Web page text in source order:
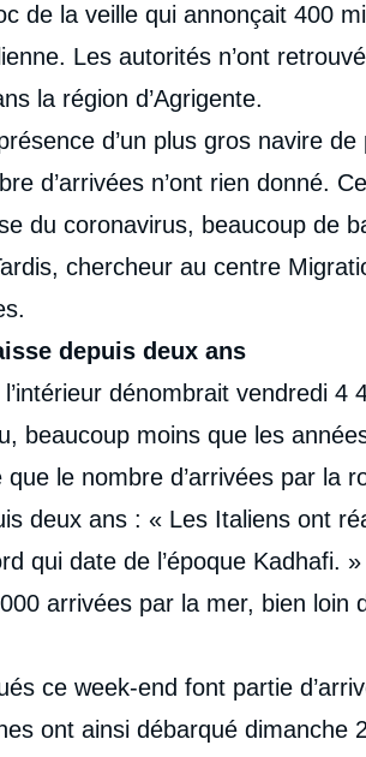
de la veille qui annonçait 400
Les autorités n’ont
la région d’Agrigente.
d’un plus gros navire
d’arrivées n’ont rien donné.
du coronavirus, beaucoup de
chercheur au centre
depuis deux ans
dénombrait vendredi
beaucoup moins que les
le nombre d’arrivées par la
deux ans : « Les Italiens ont
qui date de l’époque Kadhafi. »
arrivées par la mer, bien loin
ce week-end font partie
ont ainsi débarqué dimanche